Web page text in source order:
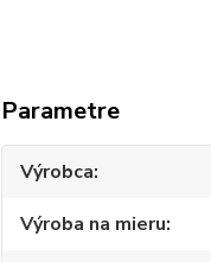
Parametre
Výrobca
Výroba na mieru